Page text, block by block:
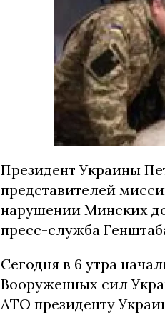
Президент Украины
представителей
нарушении Минских
пресс-служба
Сегодня в 6 утра
Вооруженных сил
АТО президенту